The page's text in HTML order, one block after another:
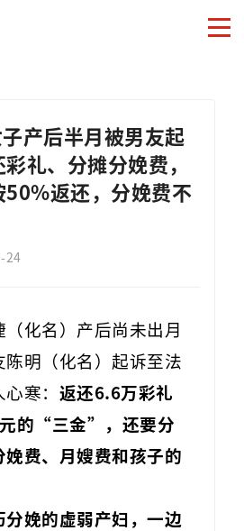
产后半月被男友起
礼、分摊分娩费，
返还，分娩费不
24
化名）产后尚未出月
明（化名）起诉至法
寒： 返还6.6万彩礼
的“三金”，还要分
费、月嫂费和孩子的
娩的虚弱产妇，一边